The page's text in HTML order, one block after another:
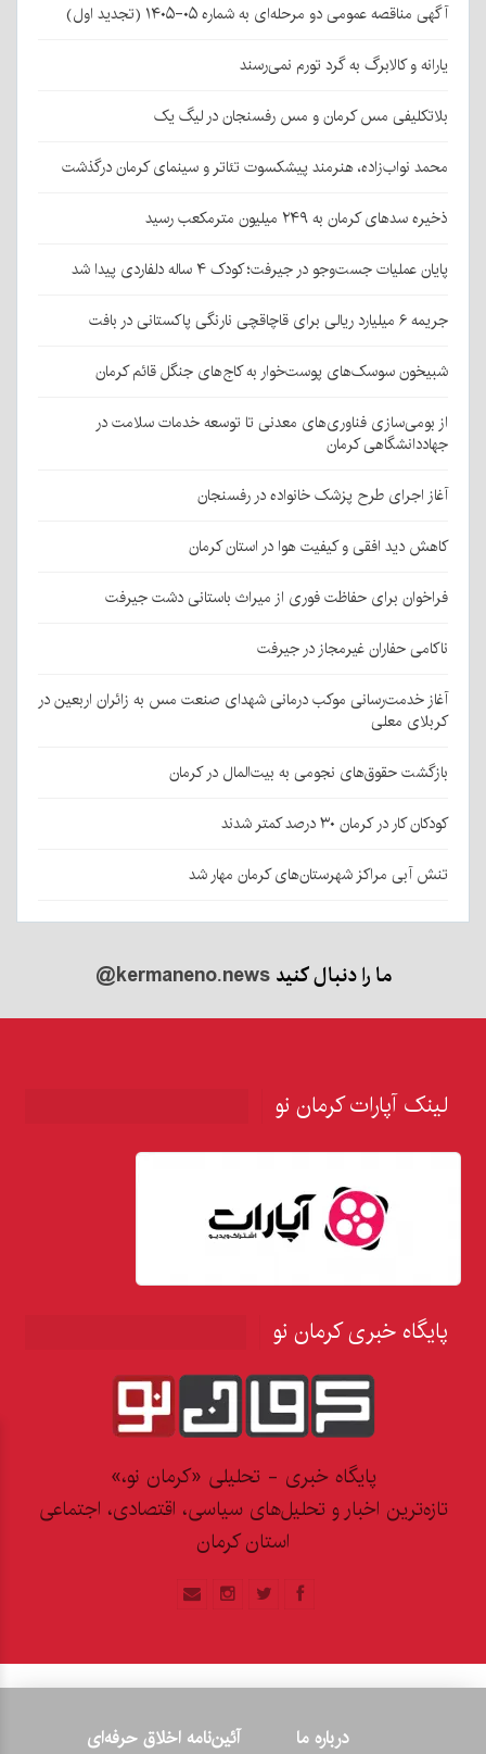
آگهی مناقصه عمومی دو مرحله‌ای به شماره ۰۵-۱۴۰۵ (تجدید اول)
یارانه و کالابرگ به گرد تورم نمی‌رسند
بلاتکلیفی مس کرمان و مس رفسنجان در لیگ یک
محمد نواب‌زاده، هنرمند پیشکسوت تئاتر و سینمای کرمان درگذشت
ذخیره سدهای کرمان به ۲۴۹ میلیون مترمکعب رسید
پایان عملیات جست‌وجو در جیرفت؛ کودک ۴ ساله دلفاردی پیدا شد
جریمه ۶ میلیارد ریالی برای قاچاقچی نارنگی پاکستانی در بافت
شبیخون سوسک‌های پوست‌خوار به کاج‌های جنگل قائم کرمان
از بومی‌سازی فناوری‌های معدنی تا توسعه خدمات سلامت در
جهاددانشگاهی کرمان
آغاز اجرای طرح پزشک خانواده در رفسنجان
کاهش دید افقی و کیفیت هوا در استان کرمان
فراخوان برای حفاظت فوری از میراث باستانی دشت جیرفت
ناکامی حفاران غیرمجاز در جیرفت
آغاز خدمت‌رسانی موکب درمانی شهدای صنعت مس به زائران اربعین در
کربلای معلی
بازگشت حقوق‌های نجومی به بیت‌المال در کرمان
کودکان کار در کرمان ۳۰ درصد کمتر شدند
تنش آبی مراکز شهرستان‌های کرمان مهار شد
ما را دنبال کنید@kermaneno.news
لینک آپارات کرمان نو
پایگاه خبری کرمان نو
پایگاه خبری - تحلیلی «کرمان نو،»
تازه‌ترین اخبار و تحلیل‌های سیاسی، اقتصادی، اجتماعی
استان کرمان
درباره ما آئین‌نامه اخلاق حرفه‌ای